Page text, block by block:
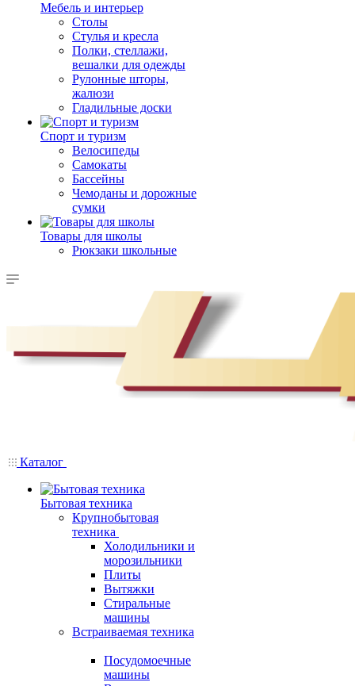
Мебель и интерьер
Столы
Стулья и кресла
Полки, стеллажи,
вешалки для одежды
Рулонные шторы,
жалюзи
Гладильные доски
Спорт и туризм
Велосипеды
Самокаты
Бассейны
Чемоданы и дорожные
сумки
Товары для школы
Рюкзаки школьные
Каталог
Бытовая техника
Крупнобытовая
техника
Холодильники и
морозильники
Плиты
Вытяжки
Стиральные
машины
Встраиваемая техника
Посудомоечные
машины